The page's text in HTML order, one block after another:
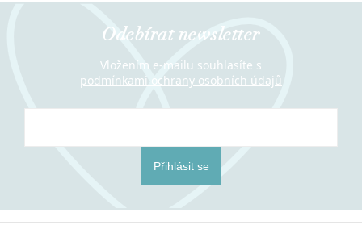
Odebírat newsletter
Vložením e-mailu souhlasíte s
podmínkami ochrany osobních údajů
Přihlásit se